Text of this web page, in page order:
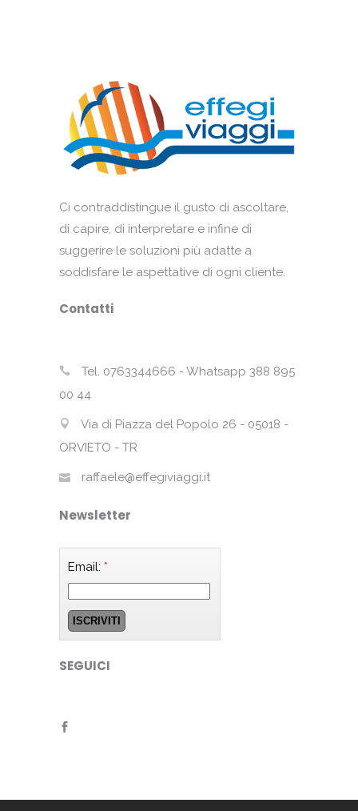
Ci contraddistingue il gusto di ascoltare,
di capire, di interpretare e infine di
suggerire le soluzioni più adatte a
soddisfare le aspettative di ogni cliente.
Contatti
Tel. 0763344666 - Whatsapp 388 895
00 44
Via di Piazza del Popolo 26 - 05018 -
ORVIETO - TR
raffaele@effegiviaggi.it
Newsletter
Email: *
SEGUICI